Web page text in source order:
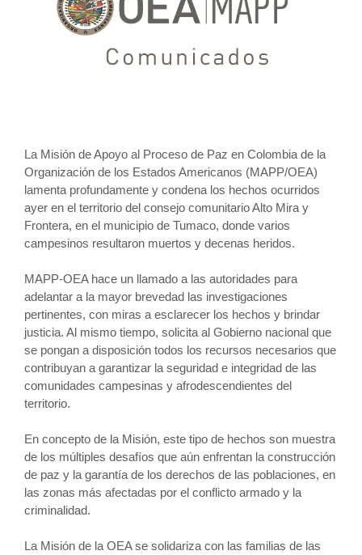
La Misión de Apoyo al Proceso de Paz en Colombia de la
Organización de los Estados Americanos (MAPP/OEA)
lamenta profundamente y condena los hechos ocurridos
ayer en el territorio del consejo comunitario Alto Mira y
Frontera, en el municipio de Tumaco, donde varios
campesinos resultaron muertos y decenas heridos.
MAPP-OEA hace un llamado a las autoridades para
adelantar a la mayor brevedad las investigaciones
pertinentes, con miras a esclarecer los hechos y brindar
justicia. Al mismo tiempo, solicita al Gobierno nacional que
se pongan a disposición todos los recursos necesarios que
contribuyan a garantizar la seguridad e integridad de las
comunidades campesinas y afrodescendientes del
territorio.
En concepto de la Misión, este tipo de hechos son muestra
de los múltiples desafíos que aún enfrentan la construcción
de paz y la garantía de los derechos de las poblaciones, en
las zonas más afectadas por el conflicto armado y la
criminalidad.
La Misión de la OEA se solidariza con las familias de las